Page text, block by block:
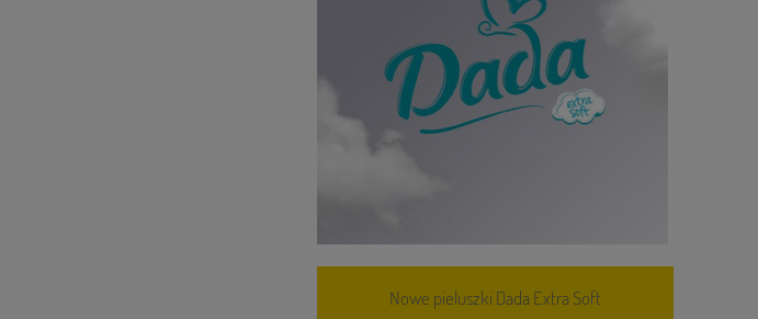
Nowe pieluszki Dada Extra Soft